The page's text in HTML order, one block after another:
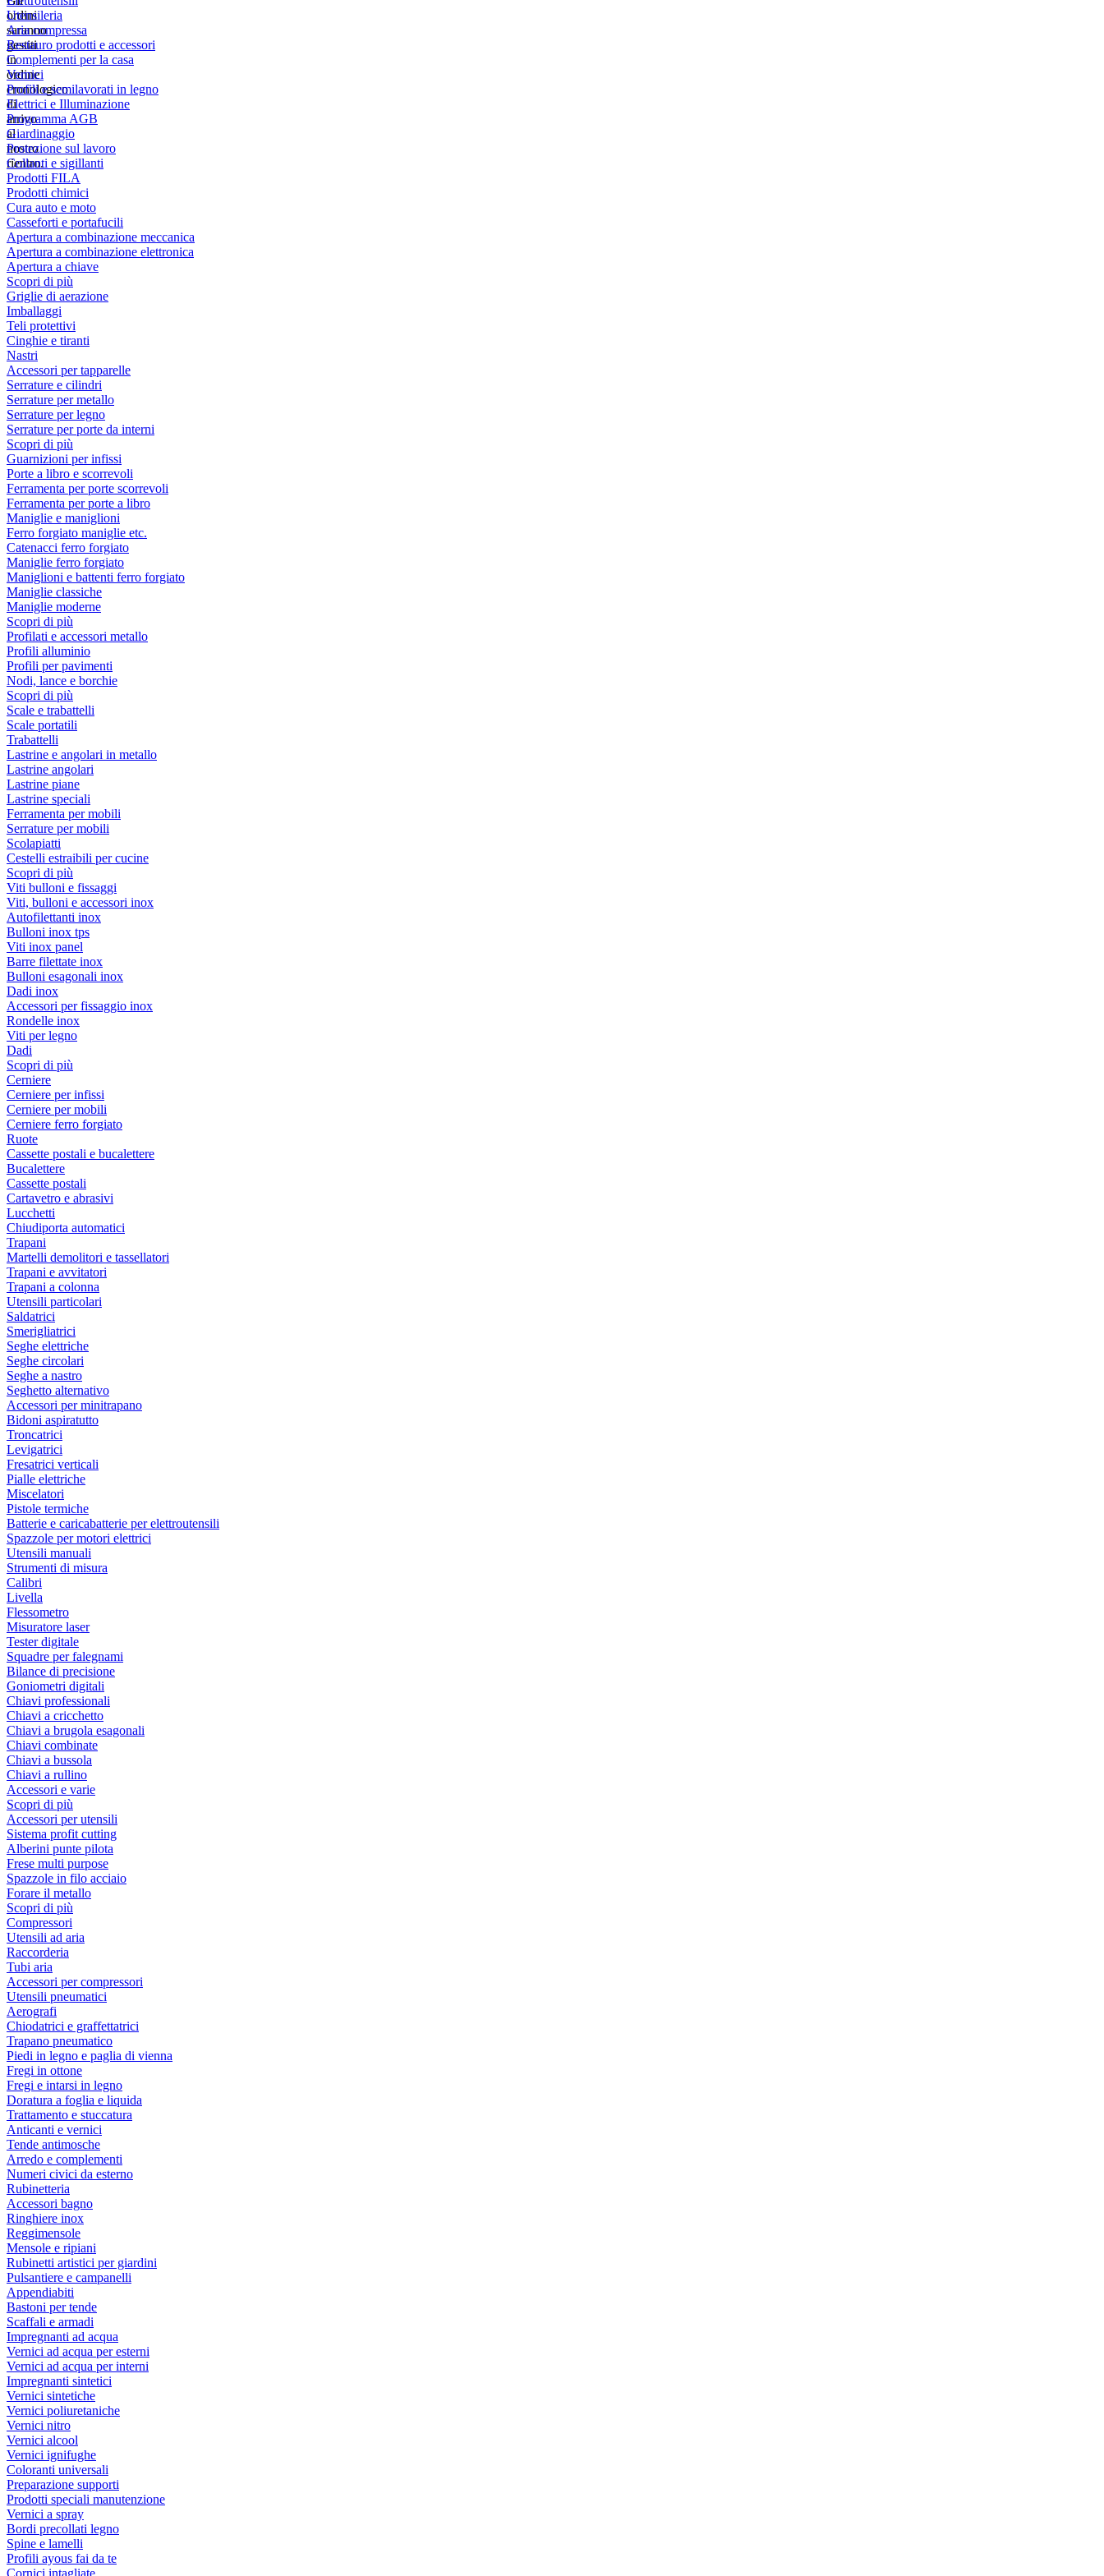
ordini
saranno
gestiti
in
ordine
cronologico
di
arrivo
al
nostro
rientro.
Utensileria
Aria compressa
Restauro prodotti e accessori
Complementi per la casa
Vernici
Profili e semilavorati in legno
Elettrici e Illuminazione
Programma AGB
Giardinaggio
Protezione sul lavoro
Collanti e sigillanti
Prodotti FILA
Prodotti chimici
Cura auto e moto
Casseforti e portafucili
Apertura a combinazione meccanica
Apertura a combinazione elettronica
Apertura a chiave
Scopri di più
Griglie di aerazione
Imballaggi
Teli protettivi
Cinghie e tiranti
Nastri
Accessori per tapparelle
Serrature e cilindri
Serrature per metallo
Serrature per legno
Serrature per porte da interni
Scopri di più
Guarnizioni per infissi
Porte a libro e scorrevoli
Ferramenta per porte scorrevoli
Ferramenta per porte a libro
Maniglie e maniglioni
Ferro forgiato maniglie etc.
Catenacci ferro forgiato
Maniglie ferro forgiato
Maniglioni e battenti ferro forgiato
Maniglie classiche
Maniglie moderne
Scopri di più
Profilati e accessori metallo
Profili alluminio
Profili per pavimenti
Nodi, lance e borchie
Scopri di più
Scale e trabattelli
Scale portatili
Trabattelli
Lastrine e angolari in metallo
Lastrine angolari
Lastrine piane
Lastrine speciali
Ferramenta per mobili
Serrature per mobili
Scolapiatti
Cestelli estraibili per cucine
Scopri di più
Viti bulloni e fissaggi
Viti, bulloni e accessori inox
Autofilettanti inox
Bulloni inox tps
Viti inox panel
Barre filettate inox
Bulloni esagonali inox
Dadi inox
Accessori per fissaggio inox
Rondelle inox
Viti per legno
Dadi
Scopri di più
Cerniere
Cerniere per infissi
Cerniere per mobili
Cerniere ferro forgiato
Ruote
Cassette postali e bucalettere
Bucalettere
Cassette postali
Cartavetro e abrasivi
Lucchetti
Chiudiporta automatici
Trapani
Martelli demolitori e tassellatori
Trapani e avvitatori
Trapani a colonna
Utensili particolari
Saldatrici
Smerigliatrici
Seghe elettriche
Seghe circolari
Seghe a nastro
Seghetto alternativo
Accessori per minitrapano
Bidoni aspiratutto
Troncatrici
Levigatrici
Fresatrici verticali
Pialle elettriche
Miscelatori
Pistole termiche
Batterie e caricabatterie per elettroutensili
Spazzole per motori elettrici
Utensili manuali
Strumenti di misura
Calibri
Livella
Flessometro
Misuratore laser
Tester digitale
Squadre per falegnami
Bilance di precisione
Goniometri digitali
Chiavi professionali
Chiavi a cricchetto
Chiavi a brugola esagonali
Chiavi combinate
Chiavi a bussola
Chiavi a rullino
Accessori e varie
Scopri di più
Accessori per utensili
Sistema profit cutting
Alberini punte pilota
Frese multi purpose
Spazzole in filo acciaio
Forare il metallo
Scopri di più
Compressori
Utensili ad aria
Raccorderia
Tubi aria
Accessori per compressori
Utensili pneumatici
Aerografi
Chiodatrici e graffettatrici
Trapano pneumatico
Piedi in legno e paglia di vienna
Fregi in ottone
Fregi e intarsi in legno
Doratura a foglia e liquida
Trattamento e stuccatura
Anticanti e vernici
Tende antimosche
Arredo e complementi
Numeri civici da esterno
Rubinetteria
Accessori bagno
Ringhiere inox
Reggimensole
Mensole e ripiani
Rubinetti artistici per giardini
Pulsantiere e campanelli
Appendiabiti
Bastoni per tende
Scaffali e armadi
Impregnanti ad acqua
Vernici ad acqua per esterni
Vernici ad acqua per interni
Impregnanti sintetici
Vernici sintetiche
Vernici poliuretaniche
Vernici nitro
Vernici alcool
Vernici ignifughe
Coloranti universali
Preparazione supporti
Prodotti speciali manutenzione
Vernici a spray
Bordi precollati legno
Spine e lamelli
Profili ayous fai da te
Cornici intagliate